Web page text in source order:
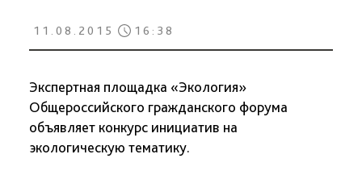
11.08.2015 16:38
Экспертная площадка «Экология»
Общероссийского гражданского форума
объявляет конкурс инициатив на
экологическую тематику.